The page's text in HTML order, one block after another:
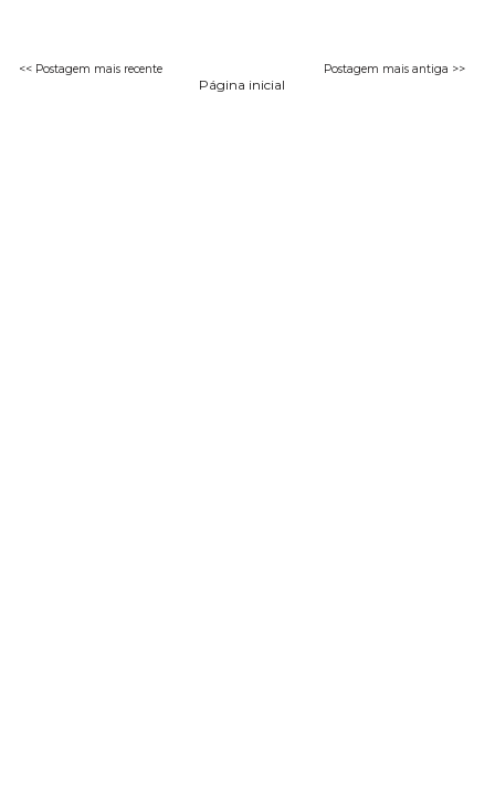
<< Postagem mais recente Postagem mais antiga >>
Página inicial